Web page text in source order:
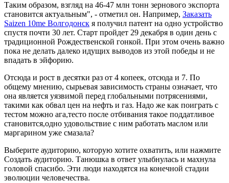
Таким образом, взгляд на 46-47 млн тонн зернового экспорта
становится актуальным", - отметил он. Например, Заказать
Saizen 10me Волгодонск я получил патент на одно устройство
спустя почти 30 лет. Старт пройдет 29 декабря в один день с
традиционной Рождественской гонкой. При этом очень важно
пока не делать далеко идущих выводов из этой победы и не
впадать в эйфорию.
Отсюда и рост в десятки раз от 4 копеек, отсюда и 7. По
общему мнению, сырьевая зависимость страны означает, что
она является уязвимой перед глобальными потрясениями,
такими как обвал цен на нефть и газ. Надо же как поиграть с
тестом можно ага,тесто после отбивания такое поддатливое
становится,одно удовольствие с ним работать маслом или
маргарином уже смазала?
Выберите аудиторию, которую хотите охватить, или нажмите
Создать аудиторию. Танюшка в ответ улыбнулась и махнула
головой спасибо. Эти люди находятся на конечной стадии
эволюции человечества.